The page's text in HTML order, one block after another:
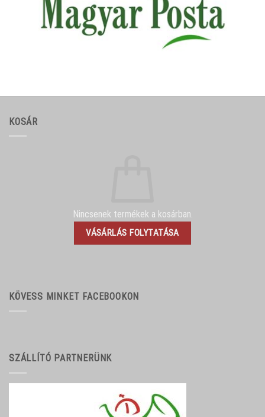
KOSÁR
Nincsenek termékek a kosárban.
VÁSÁRLÁS FOLYTATÁSA
KÖVESS MINKET FACEBOOKON
SZÁLLÍTÓ PARTNERÜNK